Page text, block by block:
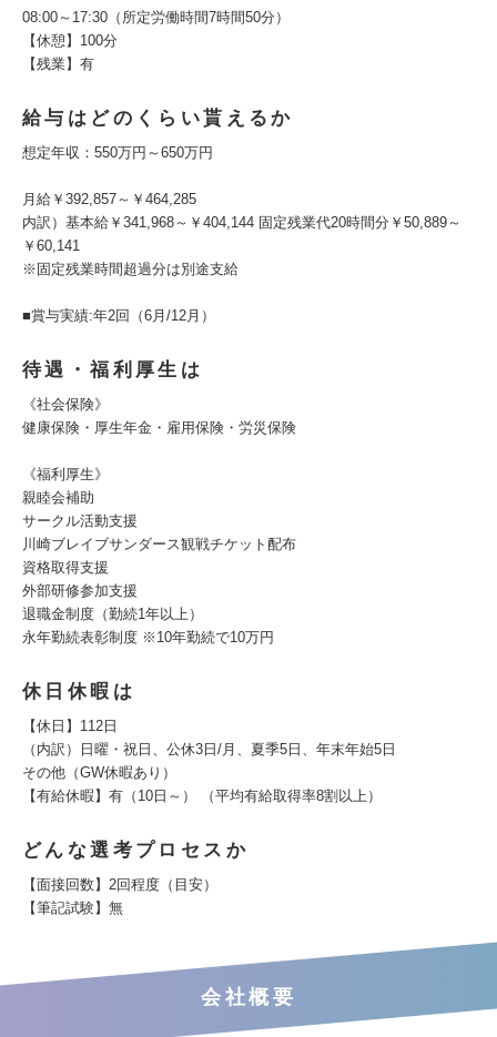
08:00～17:30（所定労働時間7時間50分）
【休憩】100分
【残業】有
給与はどのくらい貰えるか
想定年収：550万円～650万円
月給￥392,857～￥464,285
内訳）基本給￥341,968～￥404,144 固定残業代20時間分￥50,889～
￥60,141
※固定残業時間超過分は別途支給
■賞与実績:年2回（6月/12月）
待遇・福利厚生は
《社会保険》
健康保険・厚生年金・雇用保険・労災保険
《福利厚生》
親睦会補助
サークル活動支援
川崎ブレイブサンダース観戦チケット配布
資格取得支援
外部研修参加支援
退職金制度（勤続1年以上）
永年勤続表彰制度 ※10年勤続で10万円
休日休暇は
【休日】112日
（内訳）日曜・祝日、公休3日/月、夏季5日、年末年始5日
その他（GW休暇あり）
【有給休暇】有（10日～） （平均有給取得率8割以上）
どんな選考プロセスか
【面接回数】2回程度（目安）
【筆記試験】無
会社概要